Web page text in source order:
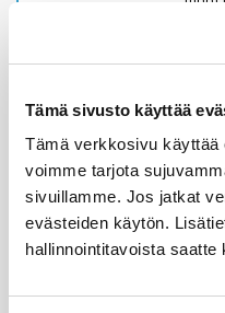
Tämä sivusto käyttää
Tämä verkkosivu käyttää
voimme tarjota
sivuillamme. Jos jatkat
evästeiden käytön.
hallinnointitavoista